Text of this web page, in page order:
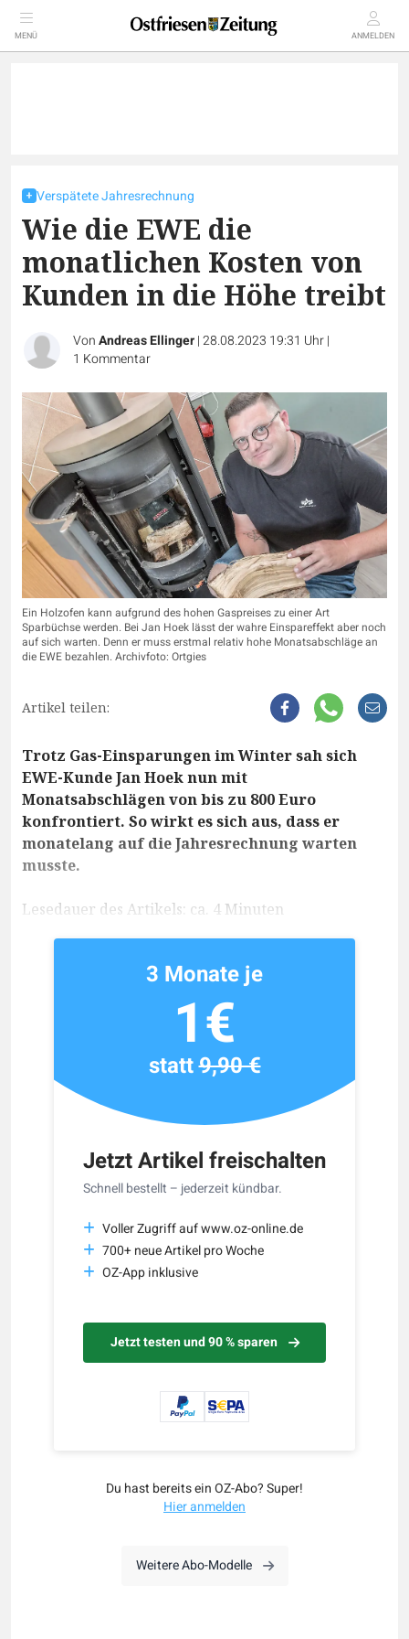
MENÜ ANMELDEN
Verspätete Jahresrechnung
Wie die EWE die
monatlichen Kosten von
Kunden in die Höhe treibt
VonAndreas Ellinger|28.08.2023 19:31 Uhr|
1 Kommentar
Ein Holzofen kann aufgrund des hohen Gaspreises zu einer Art
Sparbüchse werden. Bei Jan Hoek lässt der wahre Einspareffekt aber noch
auf sich warten. Denn er muss erstmal relativ hohe Monatsabschläge an
die EWE bezahlen. Archivfoto: Ortgies
Artikel teilen:
Trotz Gas-Einsparungen im Winter sah sich
EWE-Kunde Jan Hoek nun mit
Monatsabschlägen von bis zu 800 Euro
konfrontiert. So wirkt es sich aus, dass er
monatelang auf die Jahresrechnung warten
musste.
Lesedauer des Artikels: ca. 4 Minuten
Jetzt Artikel freischalten
Schnell bestellt – jederzeit kündbar.
Voller Zugriff auf www.oz-online.de
700+ neue Artikel pro Woche
OZ-App inklusive
Jetzt testen und 90 % sparen
3 Monate je
1€
statt9,90 €
Du hast bereits ein OZ-Abo? Super!
Hier anmelden
Weitere Abo-Modelle